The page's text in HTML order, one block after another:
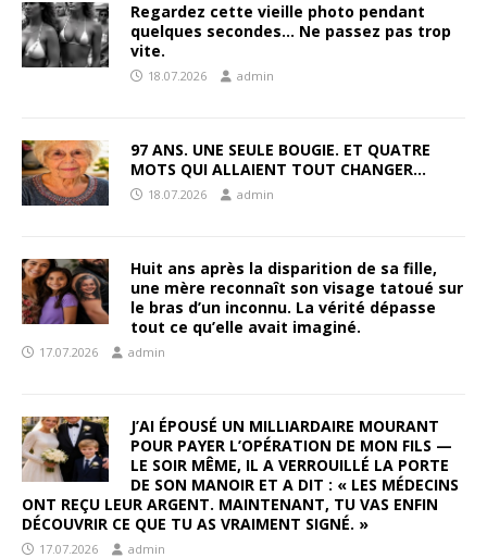
Regardez cette vieille photo pendant
quelques secondes… Ne passez pas trop
vite.
18.07.2026 admin
97 ANS. UNE SEULE BOUGIE. ET QUATRE
MOTS QUI ALLAIENT TOUT CHANGER…
18.07.2026 admin
Huit ans après la disparition de sa fille,
une mère reconnaît son visage tatoué sur
le bras d’un inconnu. La vérité dépasse
tout ce qu’elle avait imaginé.
17.07.2026 admin
J’AI ÉPOUSÉ UN MILLIARDAIRE MOURANT
POUR PAYER L’OPÉRATION DE MON FILS —
LE SOIR MÊME, IL A VERROUILLÉ LA PORTE
DE SON MANOIR ET A DIT : « LES MÉDECINS
ONT REÇU LEUR ARGENT. MAINTENANT, TU VAS ENFIN
DÉCOUVRIR CE QUE TU AS VRAIMENT SIGNÉ. »
17.07.2026 admin